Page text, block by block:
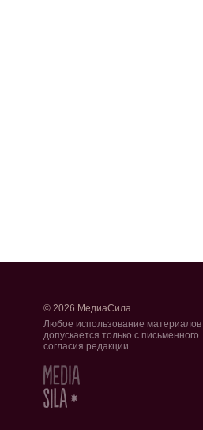
© 2026 МедиаСила
Любое использование материалов
допускается только с письменного
согласия редакции.